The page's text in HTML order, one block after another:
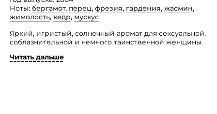
Ноты бергамот, перец, фрезия, гардения, жасмин,
жимолость, кедр, мускус
Яркий, игристый, солнечный аромат для сексуальной,
соблазнительной и немного таинственной женщины.
Она весела, жизнерадостна, всегда находится
Читать дальше